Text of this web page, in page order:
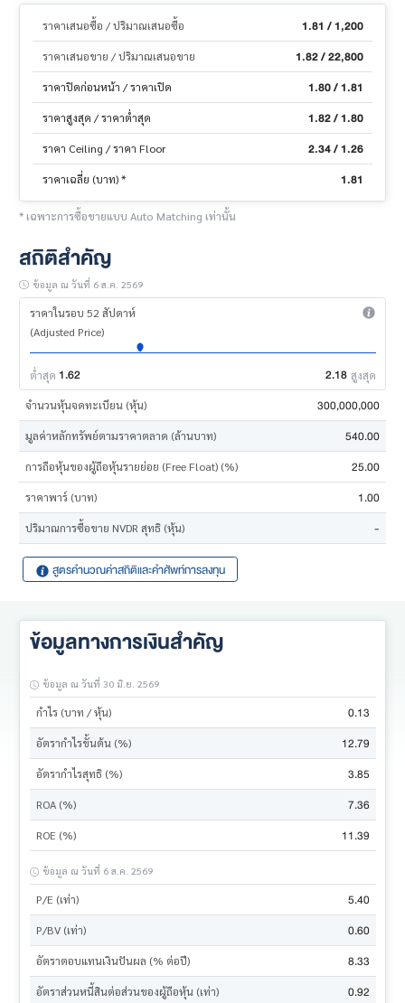
ราคาเสนอซื้อ / ปริมาณเสนอซื้อ 1.81 / 1,200
ราคาเสนอขาย / ปริมาณเสนอขาย 1.82 / 22,800
ราคาปิดก่อนหน้า / ราคาเปิด 1.80 / 1.81
ราคาสูงสุด / ราคาต่ำสุด 1.82 / 1.80
ราคา Ceiling / ราคา Floor 2.34 / 1.26
ราคาเฉลี่ย (บาท) * 1.81
* เฉพาะการซื้อขายแบบ Auto Matching เท่านั้น
สถิติสำคัญ
ข้อมูล ณ วันที่ 6 ส.ค. 2569
ราคาในรอบ 52 สัปดาห์
(Adjusted Price)
ต่ำสุด 1.62 2.18 สูงสุด
จำนวนหุ้นจดทะเบียน (หุ้น) 300,000,000
มูลค่าหลักทรัพย์ตามราคาตลาด (ล้านบาท) 540.00
การถือหุ้นของผู้ถือหุ้นรายย่อย (Free Float) (%) 25.00
ราคาพาร์ (บาท) 1.00
ปริมาณการซื้อขาย NVDR สุทธิ (หุ้น) -
สูตรคำนวณค่าสถิติและคำศัพท์การลงทุน
ข้อมูลทางการเงินสำคัญ
ข้อมูล ณ วันที่ 30 มิ.ย. 2569
กำไร (บาท / หุ้น) 0.13
อัตรากำไรขั้นต้น (%) 12.79
อัตรากำไรสุทธิ (%) 3.85
ROA (%) 7.36
ROE (%) 11.39
ข้อมูล ณ วันที่ 6 ส.ค. 2569
P/E (เท่า) 5.40
P/BV (เท่า) 0.60
อัตราตอบแทนเงินปันผล (% ต่อปี) 8.33
อัตราส่วนหนี้สินต่อส่วนของผู้ถือหุ้น (เท่า) 0.92